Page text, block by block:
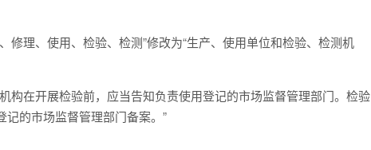
修理、使用、检验、检测”修改为“生产、使用单位和检验、检测机
构在开展检验前，应当告知负责使用登记的市场监督管理部门。检验
的市场监督管理部门备案。”